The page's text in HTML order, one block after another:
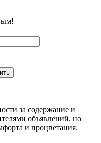
за содержание и
объявлений, но
и процветания.